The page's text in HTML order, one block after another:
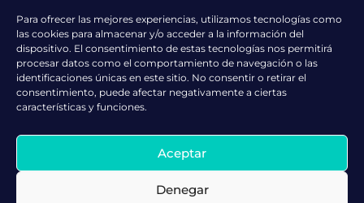
Para ofrecer las mejores experiencias, utilizamos tecnologías como
las cookies para almacenar y/o acceder a la información del
dispositivo. El consentimiento de estas tecnologías nos permitirá
procesar datos como el comportamiento de navegación o las
identificaciones únicas en este sitio. No consentir o retirar el
consentimiento, puede afectar negativamente a ciertas
características y funciones.
Aceptar
Denegar
Política de cookies (UE)
Politica de gestión
Política de RSE
Política de Prevención de Riesgos Laborales
Política Ambiental
Buscamos Talento